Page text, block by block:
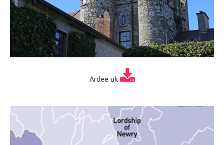
Ardee uk